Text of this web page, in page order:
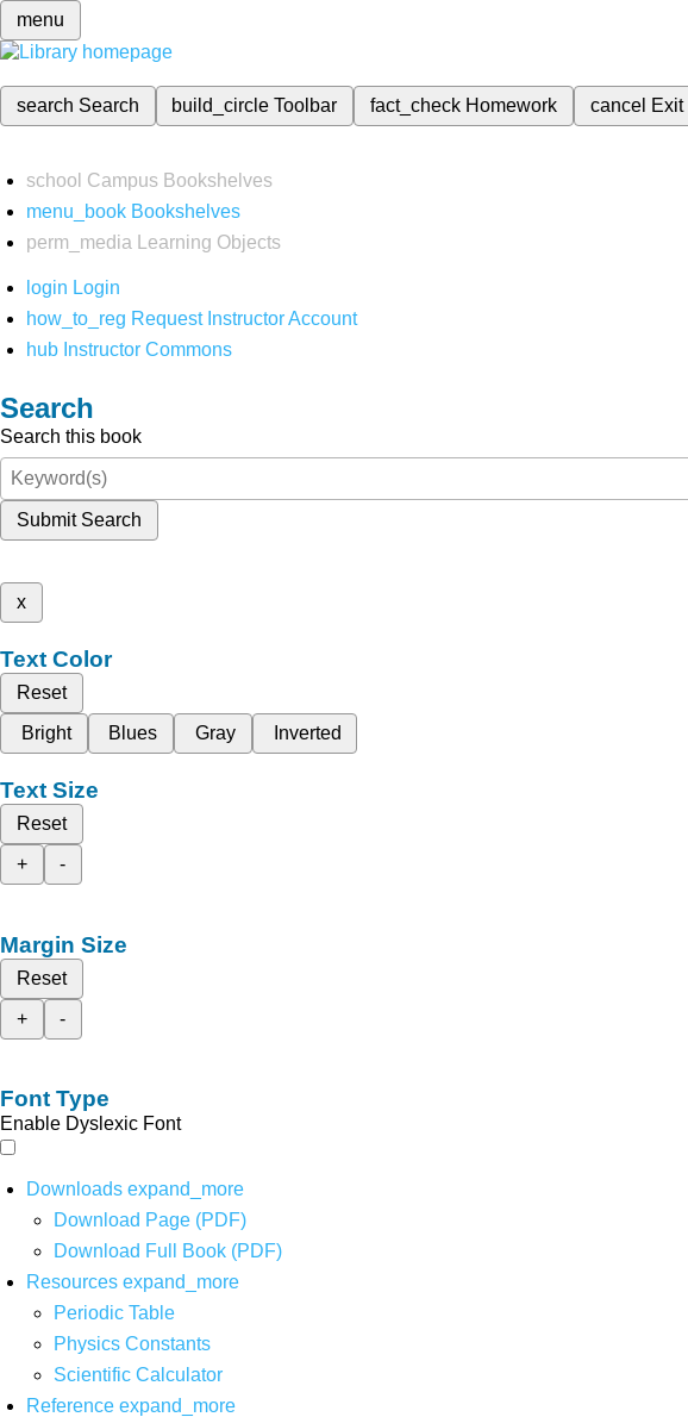
menu
search Search build_circleToolbar fact_check Homework cancel
school Campus Bookshelves
menu_book Bookshelves
perm_media
Learning Objects
login Login
how_to_reg Request Instructor Account
hub Instructor Commons
Search
Search this book
Submit Search
x
Text Color
Reset
Bright
Blues Gray Inverted
Text Size
Reset
+
-
Margin Size
Reset
+
-
Font Type
Enable Dyslexic Font
Downloads expand_more
Download Page (PDF)
Download Full Book (PDF)
Resources expand_more
Periodic Table
Physics Constants
Scientific Calculator
Reference expand_more